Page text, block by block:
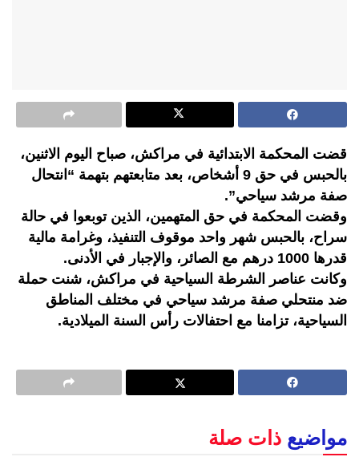
قضت المحكمة الابتدائية في مراكش، صباح اليوم الاثنين،
بالحبس في حق 9 أشخاص، بعد متابعتهم بتهمة “انتحال
صفة مرشد سياحي”.
وقضت المحكمة في حق المتهمين، الذين توبعوا في حالة
سراح، بالحبس شهر واحد موقوف التنفيذ، وغرامة مالية
قدرها 1000 درهم مع الصائر، والإجبار في الأدنى.
وكانت عناصر الشرطة السياحية في مراكش، شنت حملة
ضد منتحلي صفة مرشد سياحي في مختلف المناطق
السياحية، تزامنا مع احتفالات رأس السنة الميلادية.
مواضيع ذات صلة